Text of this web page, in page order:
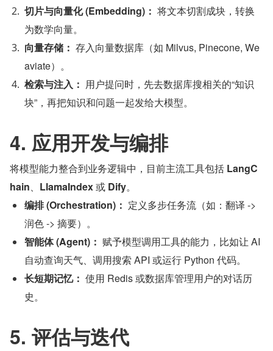
切片与向量化 (Embedding)： 将文本切割成块，转换
为数学向量。
向量存储： 存入向量数据库（如 Milvus, Pinecone, We
aviate）。
检索与注入： 用户提问时，先去数据库搜相关的“知识
块”，再把知识和问题一起发给大模型。
4. 应用开发与编排
将模型能力整合到业务逻辑中，目前主流工具包括 LangC
hain、 LlamaIndex 或 Dify。
编排 (Orchestration)： 定义多步任务流（如：翻译 ->
润色 -> 摘要）。
智能体 (Agent)： 赋予模型调用工具的能力，比如让 AI
自动查询天气、调用搜索 API 或运行 Python 代码。
长短期记忆： 使用 Redis 或数据库管理用户的对话历
史。
5. 评估与迭代